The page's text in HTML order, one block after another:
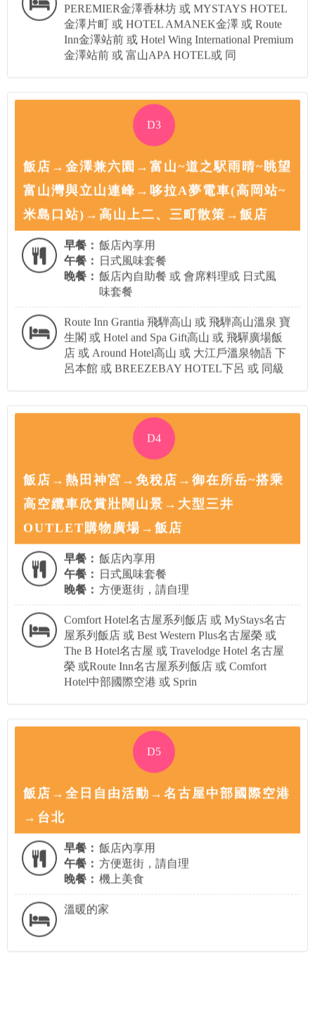
PEREMIER金澤香林坊 或 MYSTAYS HOTEL
金澤片町 或 HOTEL AMANEK金澤 或 Route
Inn金澤站前 或 Hotel Wing International Premium
金澤站前 或 富山APA HOTEL或 同
D3
飯店→金澤兼六園→富山~道之駅雨晴~眺望
富山灣與立山連峰→哆拉A夢電車(高岡站~
米島口站)→高山上二、三町散策→飯店
早餐： 飯店內享用
午餐： 日式風味套餐
晚餐： 飯店內自助餐 或 會席料理或 日式風
味套餐
Route Inn Grantia 飛騨高山 或 飛騨高山溫泉 寶
生閣 或 Hotel and Spa Gift高山 或 飛驒廣場飯
店 或 Around Hotel高山 或 大江戶溫泉物語 下
呂本館 或 BREEZEBAY HOTEL下呂 或 同級
D4
飯店→熱田神宮→免稅店→御在所岳~搭乘
高空纜車欣賞壯闊山景→大型三井
OUTLET購物廣場→飯店
早餐： 飯店內享用
午餐： 日式風味套餐
晚餐： 方便逛街，請自理
Comfort Hotel名古屋系列飯店 或 MyStays名古
屋系列飯店 或 Best Western Plus名古屋榮 或
The B Hotel名古屋 或 Travelodge Hotel 名古屋
榮 或Route Inn名古屋系列飯店 或 Comfort
Hotel中部國際空港 或 Sprin
D5
飯店→全日自由活動→名古屋中部國際空港
→台北
早餐： 飯店內享用
午餐： 方便逛街，請自理
晚餐： 機上美食
溫暖的家